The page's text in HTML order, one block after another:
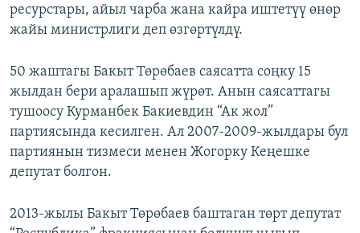
ресурстары, айыл чарба жана кайра иштетүү өнөр
жайы министрлиги деп өзгөртүлдү.
50 жаштагы Бакыт Төрөбаев саясатта соңку 15
жылдан бери аралашып жүрөт. Анын саясаттагы
тушоосу Курманбек Бакиевдин “Ак жол”
партиясында кесилген. Ал 2007-2009-жылдары бул
партиянын тизмеси менен Жогорку Кеңешке
депутат болгон.
2013-жылы Бакыт Төрөбаев баштаган төрт депутат